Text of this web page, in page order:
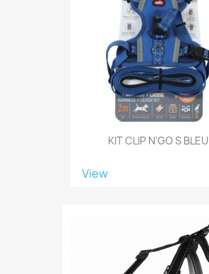
KIT CLIP N'GO S BLEU
View